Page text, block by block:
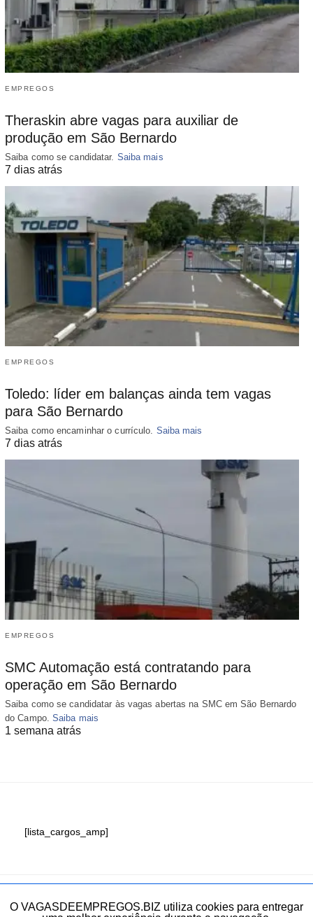
EMPREGOS
Theraskin abre vagas para auxiliar de
produção em São Bernardo
Saiba como se candidatar. Saiba mais
7 dias atrás
EMPREGOS
Toledo: líder em balanças ainda tem vagas
para São Bernardo
Saiba como encaminhar o currículo. Saiba mais
7 dias atrás
EMPREGOS
SMC Automação está contratando para
operação em São Bernardo
Saiba como se candidatar às vagas abertas na SMC em São Bernardo
do Campo. Saiba mais
1 semana atrás
[lista_cargos_amp]
Fale conosco
O VAGASDEEMPREGOS.BIZ utiliza cookies para entregar